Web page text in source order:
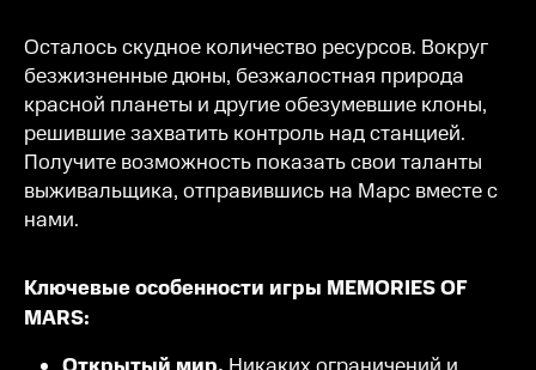
Осталось скудное количество ресурсов. Вокруг
безжизненные дюны, безжалостная природа
красной планеты и другие обезумевшие клоны,
решившие захватить контроль над станцией.
Получите возможность показать свои таланты
выживальщика, отправившись на Марс вместе с
нами.
Ключевые особенности игры MEMORIES OF
MARS: